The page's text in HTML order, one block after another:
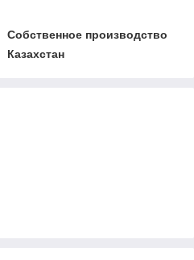
Собственное производство
Казахстан